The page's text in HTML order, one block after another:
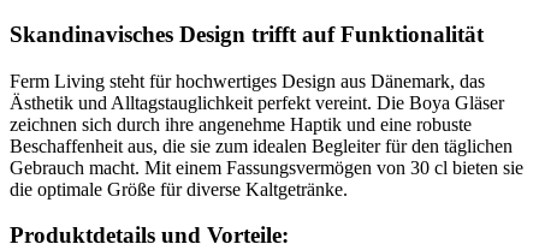
Skandinavisches Design trifft auf Funktionalität
Ferm Living steht für hochwertiges Design aus Dänemark, das
Ästhetik und Alltagstauglichkeit perfekt vereint. Die Boya Gläser
zeichnen sich durch ihre angenehme Haptik und eine robuste
Beschaffenheit aus, die sie zum idealen Begleiter für den täglichen
Gebrauch macht. Mit einem Fassungsvermögen von 30 cl bieten sie
die optimale Größe für diverse Kaltgetränke.
Produktdetails und Vorteile: